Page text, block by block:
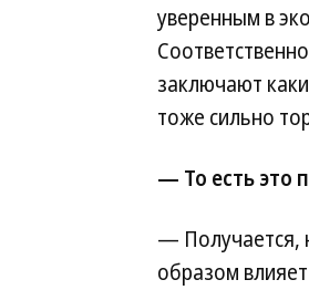
уверенным в
заключают
тоже сильно
— То есть это
— Получается,
образом